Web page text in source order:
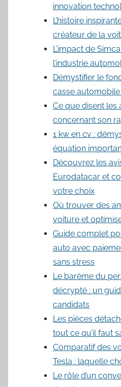
innovation
L’histoire
créateur de la
L’impact de
l’industrie
Démystifier le
casse automobile
Ce que disent les
concernant son
1 kw en cv :
équation
Découvrez les
Eurodatacar et
votre choix
Où trouver des
voiture et
Guide complet
auto avec
sans stress
Le barème du
décrypté : un
candidats
Les pièces
tout ce qu’il faut
Comparatif des
Tesla : laquelle
Le rôle d’un